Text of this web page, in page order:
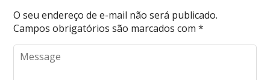
O seu endereço de e-mail não será publicado.
Campos obrigatórios são marcados com*